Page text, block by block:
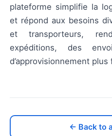
plateforme simplifie la
et répond aux besoins
et transporteurs,
expéditions, des
d’approvisionnement
← Back to